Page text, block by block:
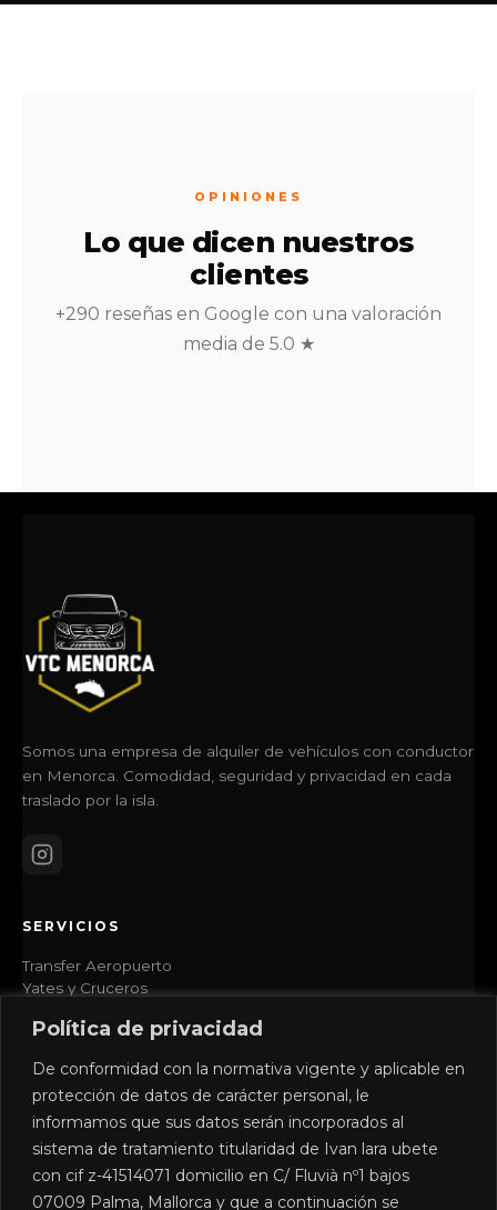
Política de privacidad
De conformidad con la normativa vigente y aplicable en
protección de datos de carácter personal, le
informamos que sus datos serán incorporados al
sistema de tratamiento titularidad de Ivan lara ubete
con cif z-41514071 domicilio en C/ Fluvià nº1 bajos
07009 Palma, Mallorca y que a continuación se
OPINIONES
Lo que dicen nuestros
clientes
+290 reseñas en Google con una valoración
media de 5.0 ★
Somos una empresa de alquiler de vehículos con conductor
en Menorca. Comodidad, seguridad y privacidad en cada
traslado por la isla.
SERVICIOS
Transfer Aeropuerto
Yates y Cruceros
Bodas y Eventos
EMPRESA
Opiniones
Colaboradores
Guía Menorca 2026